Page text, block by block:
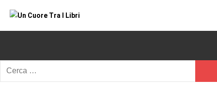
Un
Tra
I
romance
e
non